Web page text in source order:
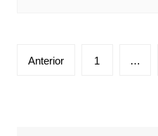
Paginação
Anterior 1 …